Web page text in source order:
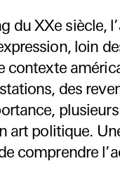
du XXe siècle,
loin
contexte
des
art politique.
comprendre